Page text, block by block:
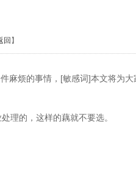
回 】
烦的事情，[敏感词]本文将为大
理的，这样的藕就不要选。